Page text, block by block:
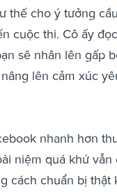
thế cho ý tưởng
cuộc thi. Cô ấy
sẽ nhân lên gấp
lên cảm xúc
nhanh hơn
niệm quá khứ
cách chuẩn bị